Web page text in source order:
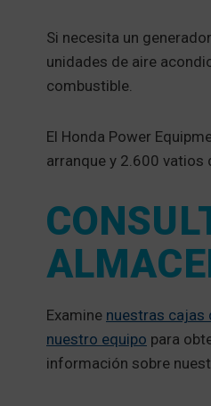
Si necesita un
unidades de aire
combustible.
El Honda Power
arranque y 2.600 vatios
Examine nuestras cajas
nuestro equipo para
información sobre